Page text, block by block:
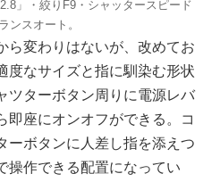
」・絞りF9・シャッタースピード
ンスオート。
変わりはないが、改めてお
度なサイズと指に馴染む形状
ツターボタン周りに電源レバ
即座にオンオフができる。コ
ーボタンに人差し指を添えつ
操作できる配置になってい